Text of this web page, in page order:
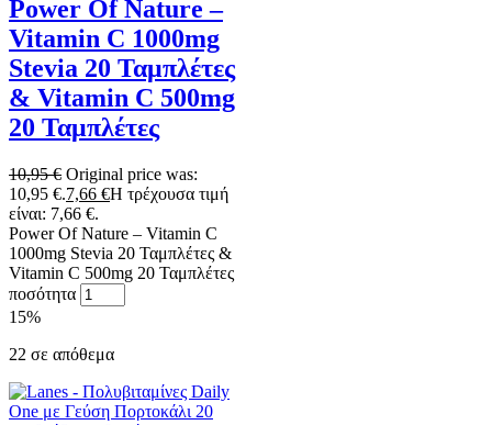
Power Of Nature –
Vitamin C 1000mg
Stevia 20 Ταμπλέτες
& Vitamin C 500mg
20 Ταμπλέτες
10,95€ Original price was:
10,95 €.7,66 €Η τρέχουσα τιμή
είναι: 7,66 €.
Power Of Nature – Vitamin C
1000mg Stevia 20 Ταμπλέτες &
Vitamin C 500mg 20 Ταμπλέτες
ποσότητα
15%
22 σε απόθεμα